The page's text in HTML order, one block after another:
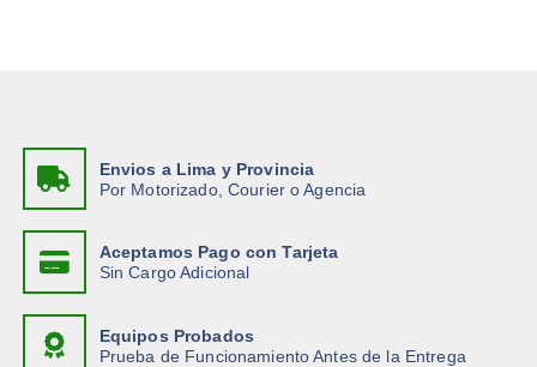
Envios a Lima y Provincia
Por Motorizado, Courier o Agencia
Aceptamos Pago con Tarjeta
Sin Cargo Adicional
Equipos Probados
Prueba de Funcionamiento Antes de la Entrega